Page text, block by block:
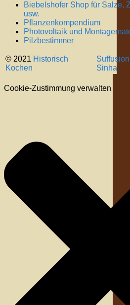
Biebelshofer Shop für Salze,
usw.
Pflanzenkompendium
Photovoltaik und
Pilzbestimmer
© 2021 Historisch
Kochen
Sinha
Cookie-Zustimmung verwalten